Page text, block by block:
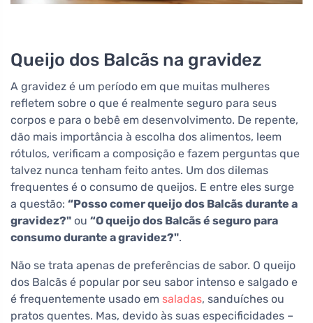
Queijo dos Balcãs na gravidez
A gravidez é um período em que muitas mulheres
refletem sobre o que é realmente seguro para seus
corpos e para o bebê em desenvolvimento. De repente,
dão mais importância à escolha dos alimentos, leem
rótulos, verificam a composição e fazem perguntas que
talvez nunca tenham feito antes. Um dos dilemas
frequentes é o consumo de queijos. E entre eles surge
a questão: “Posso comer queijo dos Balcãs durante a
gravidez?" ou “O queijo dos Balcãs é seguro para
consumo durante a gravidez?".
Não se trata apenas de preferências de sabor. O queijo
dos Balcãs é popular por seu sabor intenso e salgado e
é frequentemente usado em saladas, sanduíches ou
pratos quentes. Mas, devido às suas especificidades –